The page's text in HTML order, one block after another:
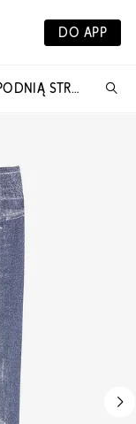
DO APP
OCIEPLANE LEGGINSY Z MIĘKKĄ SPODNIĄ STRONĄ